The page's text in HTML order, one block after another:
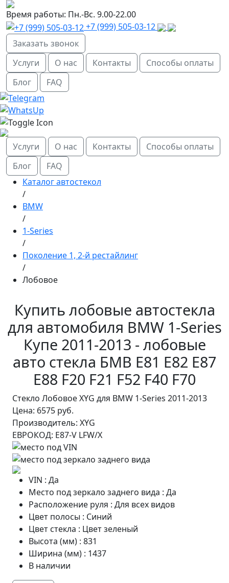
Время работы: Пн.-Вс. 9.00-22.00
+7 (999) 505-03-12
Заказать звонок
Услуги
О нас Контакты
Способы оплаты
Блог
FAQ
Услуги О нас Контакты
Способы оплаты
Блог
FAQ
Каталог автостекол
/
BMW
/
1-Series
/
Поколение 1, 2-й рестайлинг
/
Лобовое
Купить лобовые автостекла
для автомобиля BMW 1-Series
Купе 2011-2013 - лобовые
авто стекла БМВ E81 E82 E87
E88 F20 F21 F52 F40 F70
Стекло Лобовое XYG для BMW 1-Series 2011-2013
Цена: 6575 руб.
Производитель: XYG
ЕВРОКОД: E87-V LFW/X
VIN : Да
Место под зеркало заднего вида : Да
Расположение руля : Для всех видов
Цвет полосы : Синий
Цвет стекла : Цвет зеленый
Высота (мм) : 831
Ширина (мм) : 1437
В наличии